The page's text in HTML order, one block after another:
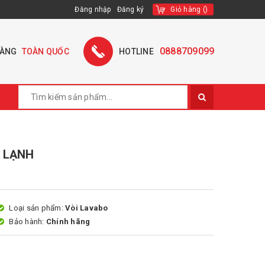
Đăng nhập Đăng ký Giỏ hàng ()
TOÀN QUỐC HOTLINE 0888709099
Loại sản phẩm: Vòi Lavabo
Bảo hành: Chính hãng